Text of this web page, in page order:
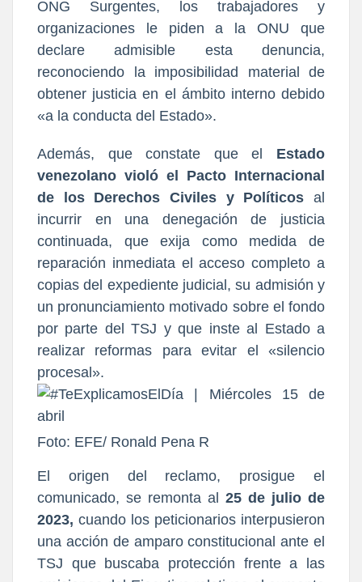
ONG Surgentes, los trabajadores y
organizaciones le piden a la ONU que
declare admisible esta denuncia,
reconociendo la imposibilidad material de
obtener justicia en el ámbito interno debido
«a la conducta del Estado».
Además, que constate que el
Estado
venezolano violó el Pacto Internacional
de los Derechos Civiles y Políticos
al
incurrir en una denegación de justicia
continuada, que exija como medida de
reparación inmediata el acceso completo a
copias del expediente judicial, su admisión y
un pronunciamiento motivado sobre el fondo
por parte del TSJ y que inste al Estado a
realizar reformas para evitar el «silencio
procesal».
Foto: EFE/ Ronald Pena R
El origen del reclamo, prosigue el
comunicado, se remonta al 25 de julio de
2023, cuando los peticionarios interpusieron
una acción de amparo constitucional ante el
TSJ que buscaba protección frente a las